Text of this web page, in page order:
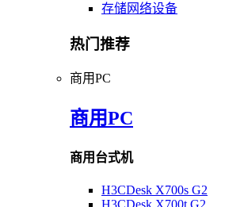
存储网络设备
热门推荐
商用PC
商用PC
商用台式机
H3CDesk X700s G2
H3CDesk X700t G2